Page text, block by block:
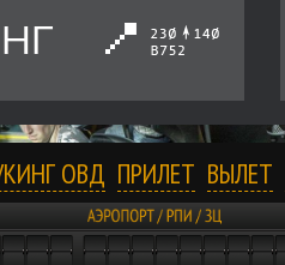
ОВД ПРИЛЕТ ВЫЛЕТ